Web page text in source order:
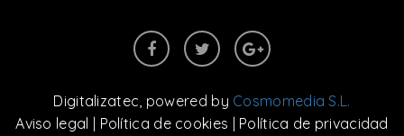
Digitalizatec, powered by Cosmomedia S.L.
Aviso legal
Política de cookies Política de privacidad